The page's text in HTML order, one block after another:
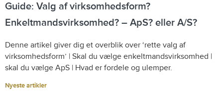
Guide: Valg af virksomhedsform?
Enkeltmandsvirksomhed? – ApS? eller A/S?
Denne artikel giver dig et overblik over ‘rette valg af
virksomhedsform’ | Skal du vælge enkeltmandsvirksomhed |
skal du vælge ApS | Hvad er fordele og ulemper.
Nyeste artikler